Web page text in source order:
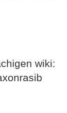
wiki: